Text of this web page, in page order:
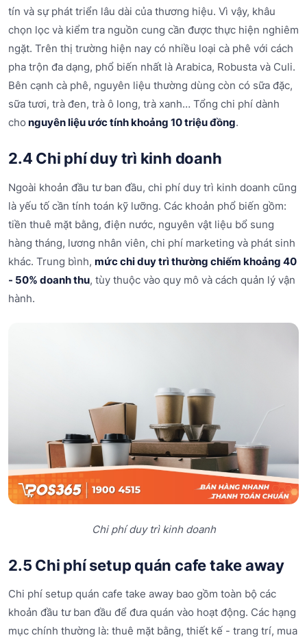
tín và sự phát triển lâu dài của thương hiệu. Vì vậy, khâu
chọn lọc và kiểm tra nguồn cung cần được thực hiện nghiêm
ngặt. Trên thị trường hiện nay có nhiều loại cà phê với cách
pha trộn đa dạng, phổ biến nhất là Arabica, Robusta và Culi.
Bên cạnh cà phê, nguyên liệu thường dùng còn có sữa đặc,
sữa tươi, trà đen, trà ô long, trà xanh… Tổng chi phí dành
cho nguyên liệu ước tính khoảng 10 triệu đồng.
2.4 Chi phí duy trì kinh doanh
Ngoài khoản đầu tư ban đầu, chi phí duy trì kinh doanh cũng
là yếu tố cần tính toán kỹ lưỡng. Các khoản phổ biến gồm:
tiền thuê mặt bằng, điện nước, nguyên vật liệu bổ sung
hàng tháng, lương nhân viên, chi phí marketing và phát sinh
khác. Trung bình, mức chi duy trì thường chiếm khoảng 40
- 50% doanh thu, tùy thuộc vào quy mô và cách quản lý vận
hành.
Chi phí duy trì kinh doanh
2.5 Chi phí setup quán cafe take away
Chi phí setup quán cafe take away bao gồm toàn bộ các
khoản đầu tư ban đầu để đưa quán vào hoạt động. Các hạng
mục chính thường là: thuê mặt bằng, thiết kế - trang trí, mua